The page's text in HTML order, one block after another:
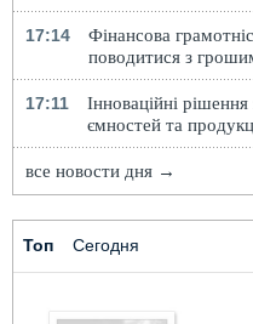
17:14
Фінансова
поводитися з
17:11
Інноваційні
ємностей та
все новости дня →
Топ Сегодня